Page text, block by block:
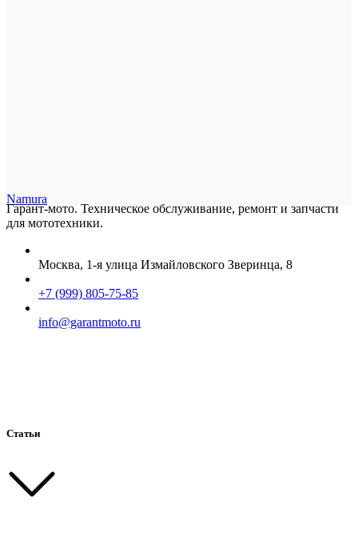
Namura
Гарант-мото. Техническое обслуживание, ремонт и запчасти
для мототехники.
Москва, 1-я улица Измайловского Зверинца, 8
+7 (999) 805-75-85
info@garantmoto.ru
Статьи